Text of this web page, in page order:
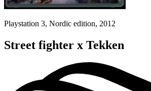
Playstation 3, Nordic edition, 2012
Street fighter x Tekken